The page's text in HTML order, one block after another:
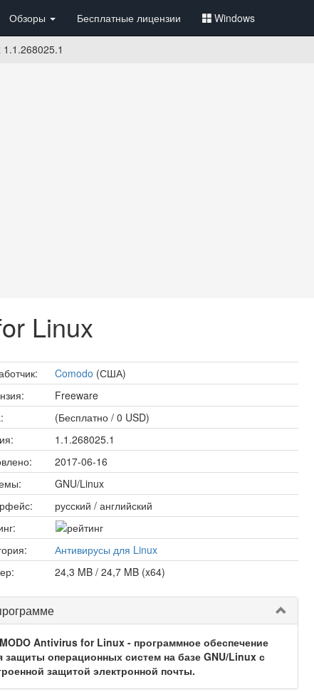
Обзоры Бесплатные лицензии Windows
Linux
Comodo (США)
Freeware
(Бесплатно / 0 USD)
1.1.268025.1
2017-06-16
GNU/Linux
русский / английский
Антивирусы для Linux
24,3 MB / 24,7 MB (x64)
Antivirus for Linux - программное обеспечение
защиты операционных систем на базе GNU/Linux с
защитой электронной почты.